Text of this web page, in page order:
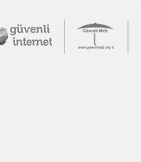
Merkezi
Güvende (yeni
Güvenli